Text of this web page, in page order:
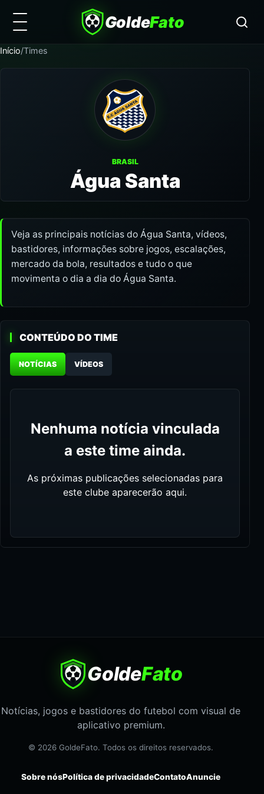
GoldeFato
Início/Times
BRASIL
Água Santa
Veja as principais notícias do Água Santa, vídeos,
bastidores, informações sobre jogos, escalações,
mercado da bola, resultados e tudo o que
movimenta o dia a dia do Água Santa.
CONTEÚDO DO TIME
NOTÍCIAS VÍDEOS
Nenhuma notícia vinculada
a este time ainda.
As próximas publicações selecionadas para
este clube aparecerão aqui.
GoldeFato
Notícias, jogos e bastidores do futebol com visual de
aplicativo premium.
© 2026 GoldeFato. Todos os direitos reservados.
Sobre nósPolítica de privacidadeContatoAnuncie